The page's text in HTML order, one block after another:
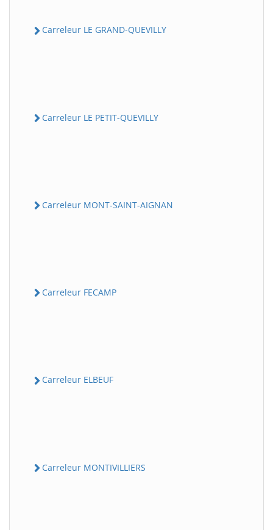
Carreleur LE GRAND-QUEVILLY
Carreleur LE PETIT-QUEVILLY
Carreleur MONT-SAINT-AIGNAN
Carreleur FECAMP
Carreleur ELBEUF
Carreleur MONTIVILLIERS